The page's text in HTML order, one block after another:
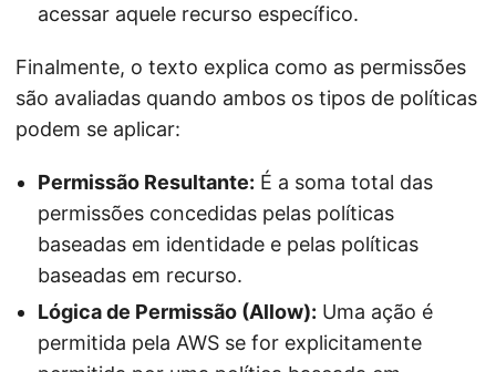
acessar aquele recurso específico.
Finalmente, o texto explica como as permissões
são avaliadas quando ambos os tipos de políticas
podem se aplicar:
Permissão Resultante: É a soma total das
permissões concedidas pelas políticas
baseadas em identidade e pelas políticas
baseadas em recurso.
Lógica de Permissão (Allow): Uma ação é
permitida pela AWS se for explicitamente